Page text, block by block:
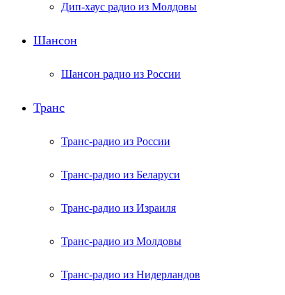
Дип-хаус радио из Молдовы
Шансон
Шансон радио из России
Транс
Транс-радио из России
Транс-радио из Беларуси
Транс-радио из Израиля
Транс-радио из Молдовы
Транс-радио из Нидерландов